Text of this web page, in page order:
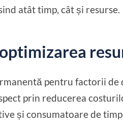
atât timp, cât și resurse.
pentru factorii de
prin reducerea
și consumatoare de